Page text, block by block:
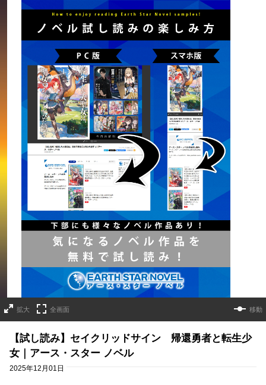
拡大 全画面 移動
【試し読み】セイクリッドサイン 帰還勇者と転生少
女｜アース・スター ノベル
2025年12月01日